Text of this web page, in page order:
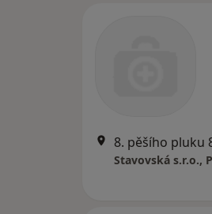
8. pěšího pluku
Stavovská s.r.o.,